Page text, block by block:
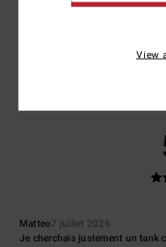
Débardeur parfait comme je le
Matteo7 juillet 2026
Je cherchais justement un tank
View